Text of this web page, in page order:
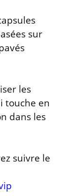
sur
les
touche en
dans les
suivre le